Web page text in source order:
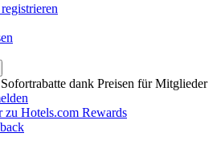
dank Preisen für Mitglieder
zu Hotels.com Rewards